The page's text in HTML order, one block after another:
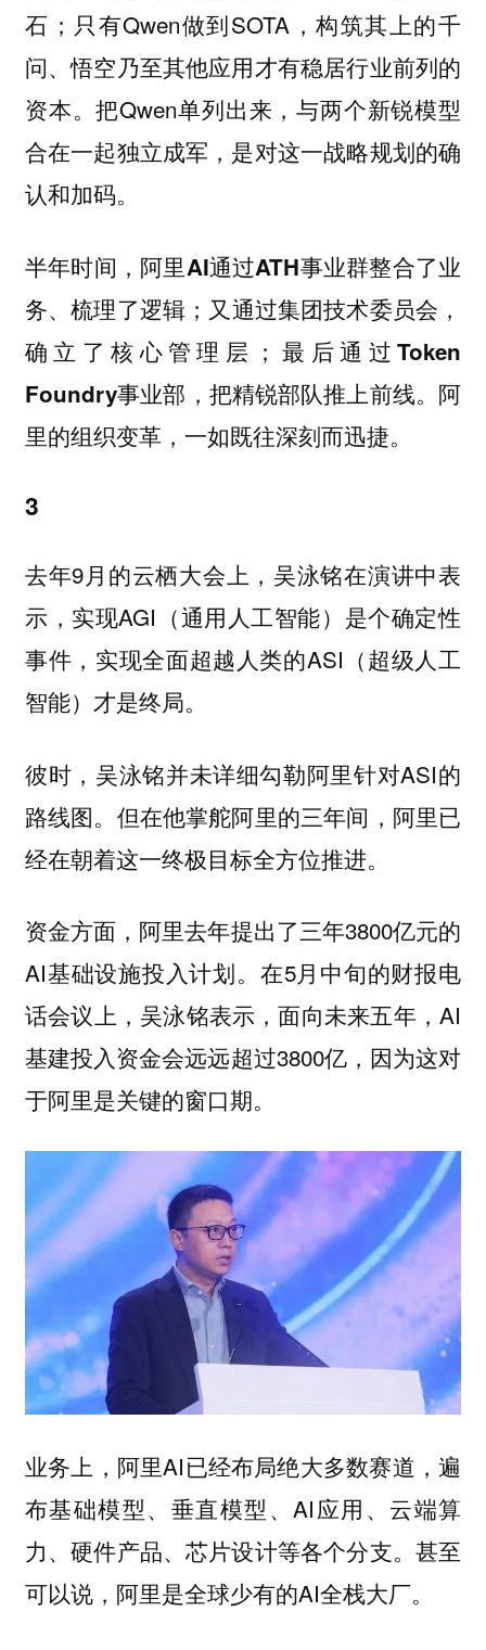
石；只有Qwen做到SOTA，构筑其上的千
问、悟空乃至其他应用才有稳居行业前列的
资本。把Qwen单列出来，与两个新锐模型
合在一起独立成军，是对这一战略规划的确
认和加码。
半年时间 ，阿里AI通过ATH事业群整合了业
务、梳理了逻辑；又通过集团技术委员会，
确立了核心管理层；最后通过Token
Foundry事业部，把精锐部队推上前线。 阿
里的组织变革，一如既往深刻而迅捷。
3
去年9月的云栖大会上，吴泳铭在演讲中表
示，实现AGI（通用人工智能）是个确定性
事件，实现全面超越人类的ASI（超级人工
智能）才是终局。
彼时，吴泳铭并未详细勾勒阿里针对ASI的
路线图。但在他掌舵阿里的三年间， 阿里已
经在朝着这一终极目标全方位推进。
资金方面，阿里去年提出了三年3800亿元的
AI基础设施投入计划。在5月中旬的财报电
话会议上，吴泳铭表示，面向未来五年，AI
基建投入资金会远远超过3800亿，因为这对
于阿里是关键的窗口期。
业务上，阿里AI已经布局绝大多数赛道，遍
布基础模型、垂直模型、AI应用、云端算
力、硬件产品、芯片设计等各个分支。甚至
可以说，阿里是全球少有的AI全栈大厂。